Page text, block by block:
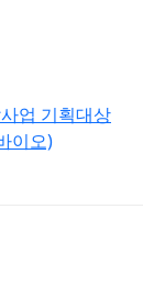
업 기획대상
이오)